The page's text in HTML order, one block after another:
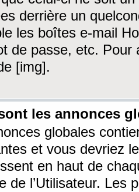
derrière un
les boîtes e-mail
de passe, etc. Pour
[img].
les annonces
globales
et vous devriez
en haut de
de l’Utilisateur. Les